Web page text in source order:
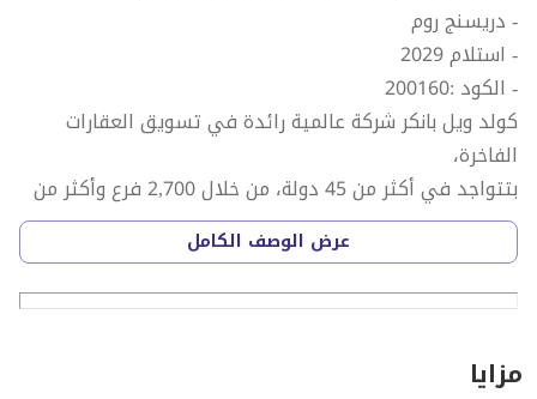
- دريسنج روم
- استلام 2029
- الكود :200160
كولد ويل بانكر شركة عالمية رائدة في تسويق العقارات
الفاخرة،
بتتواجد في أكثر من 45 دولة، من خلال 2,700 فرع وأكثر من
100,000 وكيل عقاري حول العالم.
في محافظة الإسكندرية، كولد ويل بانكر بلاتينوم وكيل
معتمد من الشركة، ويشرفنا تقديم خدماتنا المميزة في:
عرض الوصف الكامل
مزايا